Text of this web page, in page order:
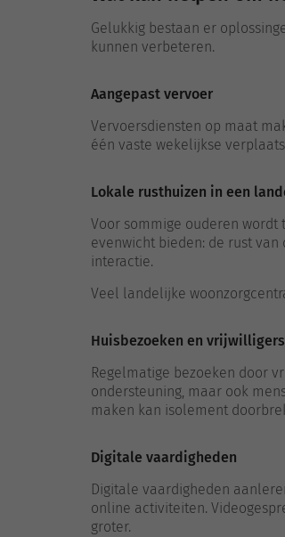
Gelukkig bestaan er
kunnen verbeteren.
Aangepast vervoer
Vervoersdiensten op maat
één vaste wekelijkse
Lokale rusthuizen in een
Voor sommige ouderen
evenwicht bieden: de rust
interactie.
Veel landelijke
Huisbezoeken en
Regelmatige bezoeken door
ondersteuning, maar ook
maken kan isolement
Digitale vaardigheden
Digitale vaardigheden
online activiteiten.
groter.